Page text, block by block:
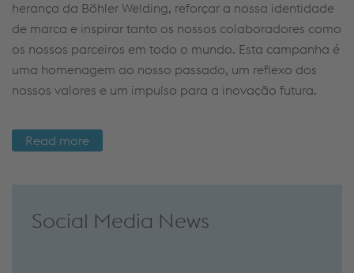
os nossos parceiros em todo o mundo. Esta campanha é
uma homenagem ao nosso passado, um reflexo dos
nossos valores e um impulso para a inovação futura.